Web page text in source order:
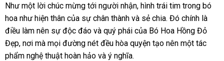
Như một lời chúc mừng tới người nhận, hình trái tim trong bó
hoa như hiện thân của sự chân thành và sẻ chia. Đó chính là
điều làm nên sự độc đáo và quý phái của Bó Hoa Hồng Đỏ
Đẹp, nơi mà mọi đường nét đều hòa quyện tạo nên một tác
phẩm nghệ thuật hoàn hảo và ý nghĩa.